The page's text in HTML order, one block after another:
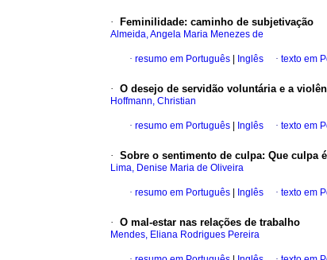
· Feminilidade: caminho de subjetivação
Almeida, Angela Maria Menezes de
· resumo em Português Inglês · texto em
· O desejo de servidão voluntária e a
Hoffmann, Christian
· resumo em Português Inglês · texto em
· Sobre o sentimento de culpa: Que culpa
Lima, Denise Maria de Oliveira
· resumo em Português Inglês · texto em
· O mal-estar nas relações de trabalho
Mendes, Eliana Rodrigues Pereira